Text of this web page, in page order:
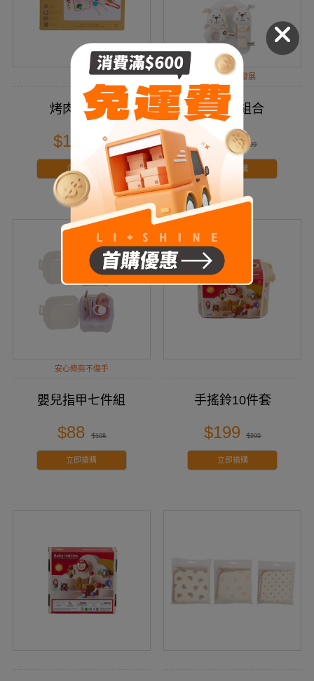
烤肉積木組
$199 $299
立即搶購
促進感官發展
手搖鈴組合
$99 $109
立即搶購
安心修剪不傷手
嬰兒指甲七件組
$88 $108
立即搶購
手搖鈴10件套
$199 $209
立即搶購